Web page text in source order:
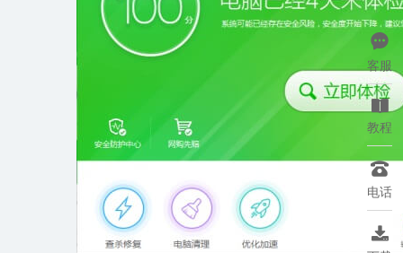

客服

教程

电话
